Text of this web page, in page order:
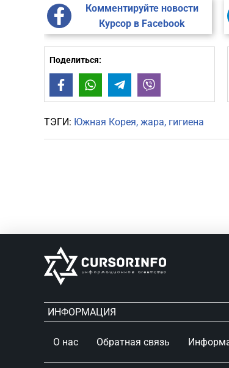
Комментируйте новости
Курсор в Facebook
Поделиться:
FacebookWhatsAppTelegram
ТЭГИ: Южная Корея жара гигиена
ИНФОРМАЦИЯ
О нас Обратная связь